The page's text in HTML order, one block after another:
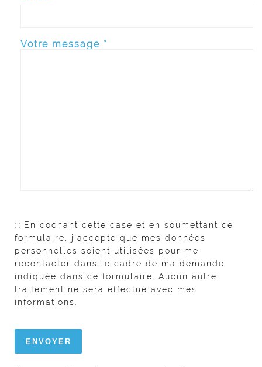
Votre message *
En cochant cette case et en soumettant ce
formulaire, j'accepte que mes données
personnelles soient utilisées pour me
recontacter dans le cadre de ma demande
indiquée dans ce formulaire. Aucun autre
traitement ne sera effectué avec mes
informations.